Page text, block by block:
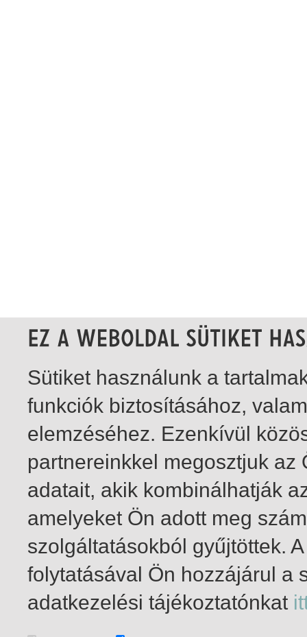
1-1 / insgesamt 1 Treffer
Sütiket használunk a
funkciók biztosításához,
elemzéséhez. Ezenkívül
partnereinkkel megosztjuk
adatait, akik kombinálhatják
amelyeket Ön adott meg
szolgáltatásokból gyűjtöttek.
folytatásával Ön hozzájárul a
adatkezelési tájékoztatónkat